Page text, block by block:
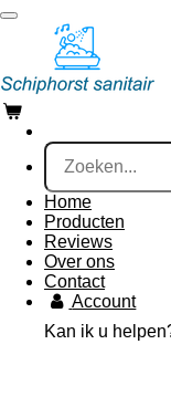
Ga
direct
de
hoofdinhoud
Home
Producten
Reviews
Over ons
Contact
Account
Kan ik u